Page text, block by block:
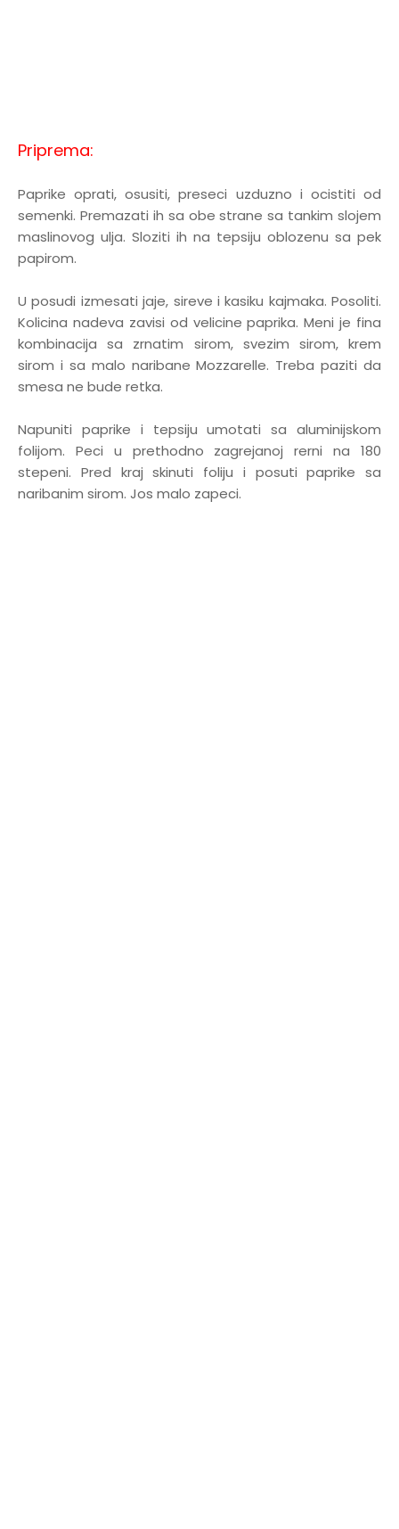
Priprema:
Paprike oprati, osusiti, preseci uzduzno i ocistiti od
semenki. Premazati ih sa obe strane sa tankim slojem
maslinovog ulja. Sloziti ih na tepsiju oblozenu sa pek
papirom.
U posudi izmesati jaje, sireve i kasiku kajmaka. Posoliti.
Kolicina nadeva zavisi od velicine paprika. Meni je fina
kombinacija sa zrnatim sirom, svezim sirom, krem
sirom i sa malo naribane Mozzarelle. Treba paziti da
smesa ne bude retka.
Napuniti paprike i tepsiju umotati sa aluminijskom
folijom. Peci u prethodno zagrejanoj rerni na 180
stepeni. Pred kraj skinuti foliju i posuti paprike sa
naribanim sirom. Jos malo zapeci.